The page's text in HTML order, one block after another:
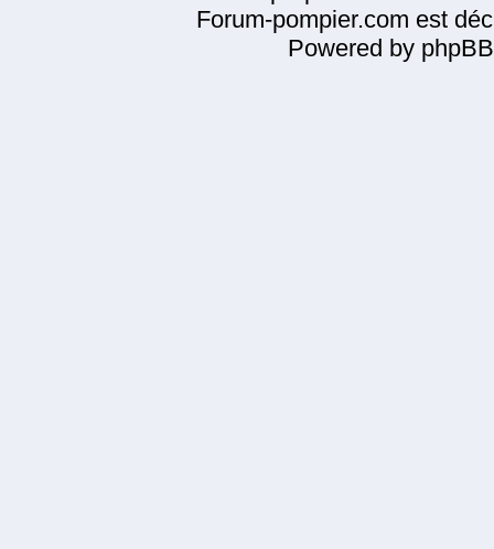
Forum-pompier.com est
Powered by